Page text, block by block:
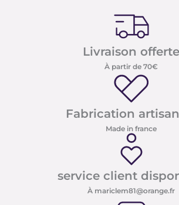
Livraison offerte
À partir de 70€
Fabrication
Made in france
service client
À mariclem81@orange.fr